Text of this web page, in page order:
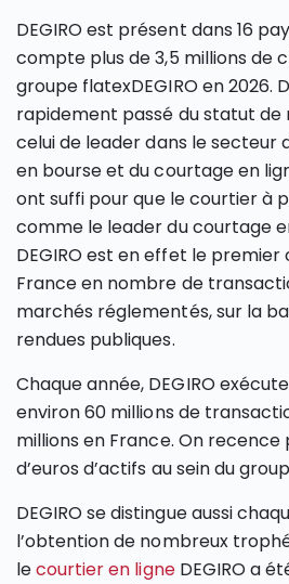
DEGIRO est présent dans 16
compte plus de 3,5 millions de
groupe flatexDEGIRO en 2026.
rapidement passé du statut de
celui de leader dans le secteur
en bourse et du courtage en
ont suffi pour que le courtier à
comme le leader du courtage
DEGIRO est en effet le
France en nombre de
marchés réglementés, sur la
rendues publiques.
Chaque année, DEGIRO
environ 60 millions de
millions en France. On recence
d’euros d’actifs au sein du
DEGIRO se distingue aussi
l’obtention de nombreux
lecourtier en ligneDEGIRO a